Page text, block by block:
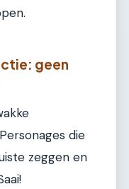
geen
die
zeggen en